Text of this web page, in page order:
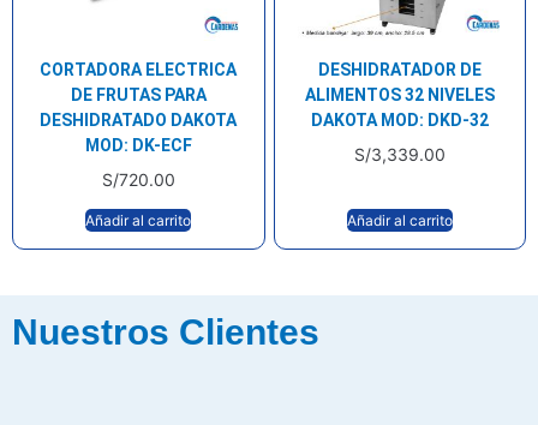
CORTADORA ELECTRICA
DE FRUTAS PARA
DESHIDRATADO DAKOTA
MOD: DK-ECF
S/720.00
Añadir al carrito
DESHIDRATADOR DE
ALIMENTOS 32 NIVELES
DAKOTA MOD: DKD-32
S/3,339.00
Añadir al carrito
Nuestros Clientes